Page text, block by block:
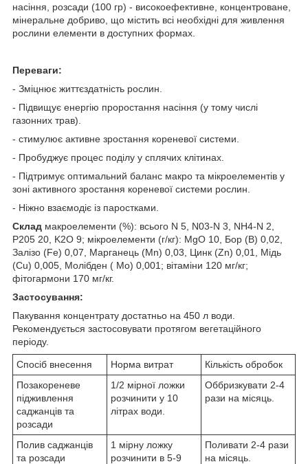
насіння, розсади (100 гр) - високоефективне, концентроване,
мінеральне добриво, що містить всі необхідні для живлення
рослини елементи в доступних формах.
Переваги:
- Зміцнює життєздатність рослин.
- Підвищує енергію проростання насіння (у тому числі
газонних трав).
- стимулює активне зростання кореневої системи.
- Пробуджує процес поділу у сплячих клітинах.
- Підтримує оптимальний баланс макро та мікроелементів у
зоні активного зростання кореневої системи рослин.
- Ніжно взаємодіє із паростками.
Склад макроелементи (%): всього N 5, N03-N 3, NH4-N 2,
P205 20, K2O 9; мікроелементи (г/кг): MgO 10, Бор (B) 0,02,
Залізо (Fe) 0,07, Марганець (Mn) 0,03, Цинк (Zn) 0,01, Мідь
(Cu) 0,005, Молібден ( Mo) 0,001; вітаміни 120 мг/кг;
фітогармони 170 мг/кг.
Застосування:
Пакування концентрату достатньо на 450 л води.
Рекомендується застосовувати протягом вегетаційного
періоду.
Спосіб внесення Норма витрат
Кількість обробок
Позакореневе
підживлення
саджанців та
розсади
1/2 мірної ложки
розчинити у 10
літрах води.
Оббризкувати 2-4
рази на місяць.
Полив саджанців
та розсади
1 мірну ложку
розчинити в 5-9
Поливати 2-4 рази
на місяць.